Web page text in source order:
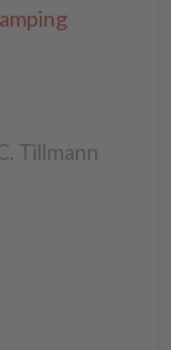
Tillmann